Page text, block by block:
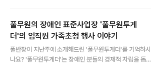
나눔 메뉴'로 선정.해당 메뉴가 1개 판매될 때마다100원을
적립하는 방식으로 기부금을 조성했다고해요.경기 광주와
원주를 잇는 광주원주고속도로 내경기광주휴게소(광주·원
주방향), 양평휴게소(광주·원주방향) 등4개 휴게소에서 운
영됐고요.구수한 국물과 쫄깃한 소머리 수육을 푸짐하게
풀무원의 장애인 표준사업장 '풀무원투게
더'의 임직원 가족초청 행사 이야기
풀반장이 지난주에 소개해드린 '풀무원투게더'를 기억하시
나요? '풀무원투게더'는 장애인 분들의 경제적 자립을 돕기